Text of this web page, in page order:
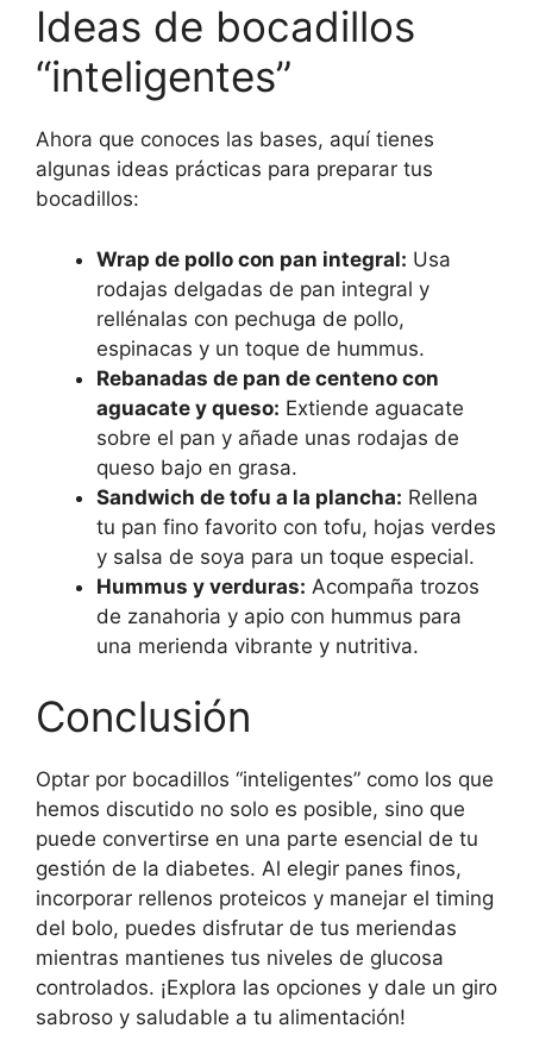
Ideas de bocadillos
“inteligentes”
Ahora que conoces las bases, aquí tienes
algunas ideas prácticas para preparar tus
bocadillos:
Wrap de pollo con pan integral: Usa
rodajas delgadas de pan integral y
rellénalas con pechuga de pollo,
espinacas y un toque de hummus.
Rebanadas de pan de centeno con
aguacate y queso: Extiende aguacate
sobre el pan y añade unas rodajas de
queso bajo en grasa.
Sandwich de tofu a la plancha: Rellena
tu pan fino favorito con tofu, hojas verdes
y salsa de soya para un toque especial.
Hummus y verduras: Acompaña trozos
de zanahoria y apio con hummus para
una merienda vibrante y nutritiva.
Conclusión
Optar por bocadillos “inteligentes” como los que
hemos discutido no solo es posible, sino que
puede convertirse en una parte esencial de tu
gestión de la diabetes. Al elegir panes finos,
incorporar rellenos proteicos y manejar el timing
del bolo, puedes disfrutar de tus meriendas
mientras mantienes tus niveles de glucosa
controlados. ¡Explora las opciones y dale un giro
sabroso y saludable a tu alimentación!